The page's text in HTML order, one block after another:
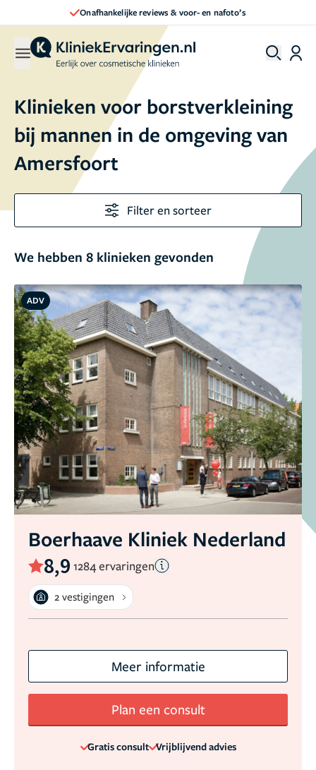
Onafhankelijke reviews & voor- en nafoto’s
Klinieken voor borstverkleining
bij mannen in de omgeving van
Amersfoort
Filter en sorteer
We hebben 8 klinieken gevonden
ADV
Boerhaave Kliniek Nederland
8,9 1284 ervaringen
2 vestigingen
Meer informatie
Plan een consult
Gratis consult Vrijblijvend advies